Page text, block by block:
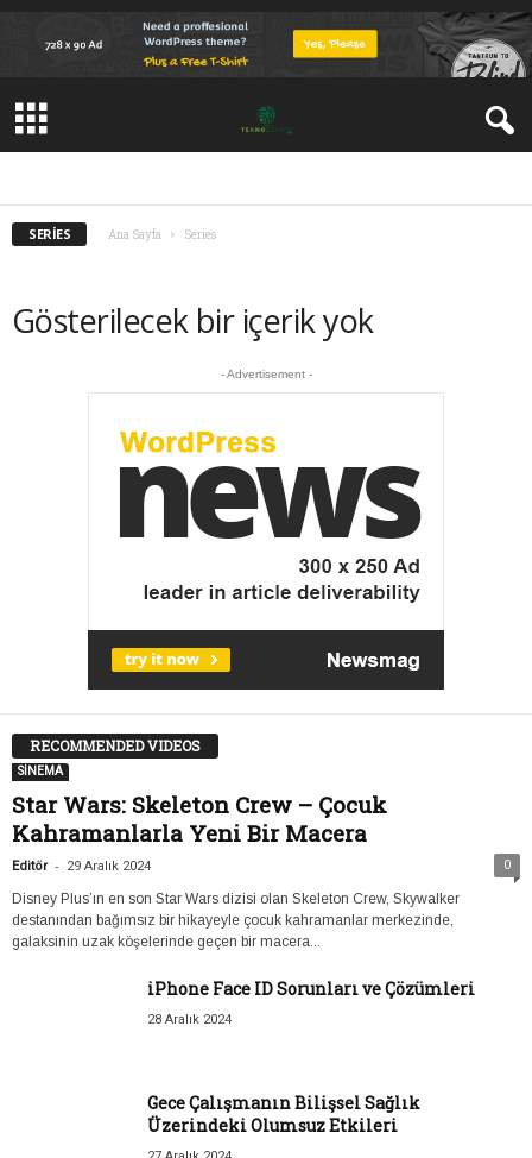
SERIES Ana Sayfa Series
Gösterilecek bir içerik yok
- Advertisement -
RECOMMENDED VIDEOS
SİNEMA
Star Wars: Skeleton Crew – Çocuk
Kahramanlarla Yeni Bir Macera
Editör - 29 Aralık 2024 0
Disney Plus’ın en son Star Wars dizisi olan Skeleton Crew, Skywalker
destanından bağımsız bir hikayeyle çocuk kahramanlar merkezinde,
galaksinin uzak köşelerinde geçen bir macera...
iPhone Face ID Sorunları ve Çözümleri
28 Aralık 2024
Gece Çalışmanın Bilişsel Sağlık
Üzerindeki Olumsuz Etkileri